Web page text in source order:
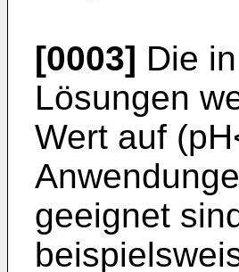
[0003] Die
Lösungen
Wert auf
geeignet